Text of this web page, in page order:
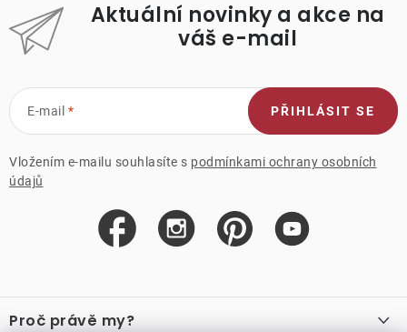
Aktuální novinky a akce na
váš e-mail
E-mail
Vložením e-mailu souhlasíte s podmínkami ochrany osobních
údajů
PŘIHLÁSIT SE
á
Proč právě my?